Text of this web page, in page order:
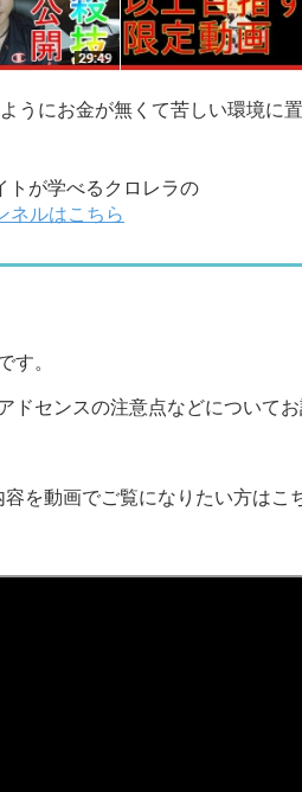
うにお金が無くて苦しい環境に
トが学べるクロレラの
ネルはこちら
す。
ドセンスの注意点などについて
容を動画でご覧になりたい方はこ